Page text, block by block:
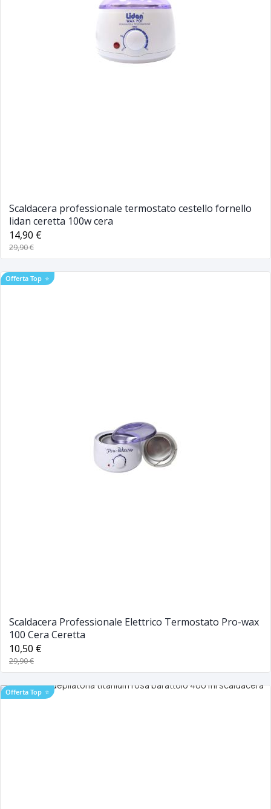
Scaldacera professionale termostato cestello fornello
lidan ceretta 100w cera
14,90 €
29,90 €
Offerta Top ⭐
Scaldacera Professionale Elettrico Termostato Pro-wax
100 Cera Ceretta
10,50 €
29,90 €
Offerta Top ⭐